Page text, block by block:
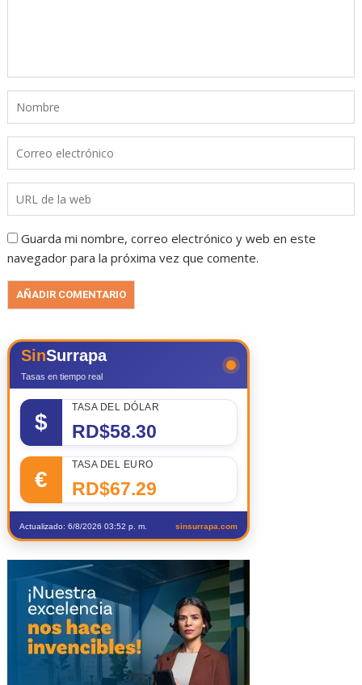
Guarda mi nombre, correo electrónico y web en este
navegador para la próxima vez que comente.
SinSurrapa
Tasas en tiempo real
$
TASA DEL DÓLAR
RD$58.30
€
TASA DEL EURO
RD$67.29
Actualizado: 6/8/2026 03:52 p. m. sinsurrapa.com